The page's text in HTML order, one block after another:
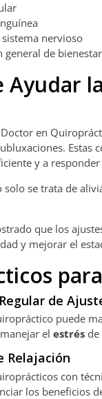
nervioso
general de bienestar
Ayudar
en
Estas
y a
se trata de
que los
y mejorar el
de
puede
el estrés
Relajación
con
los beneficios